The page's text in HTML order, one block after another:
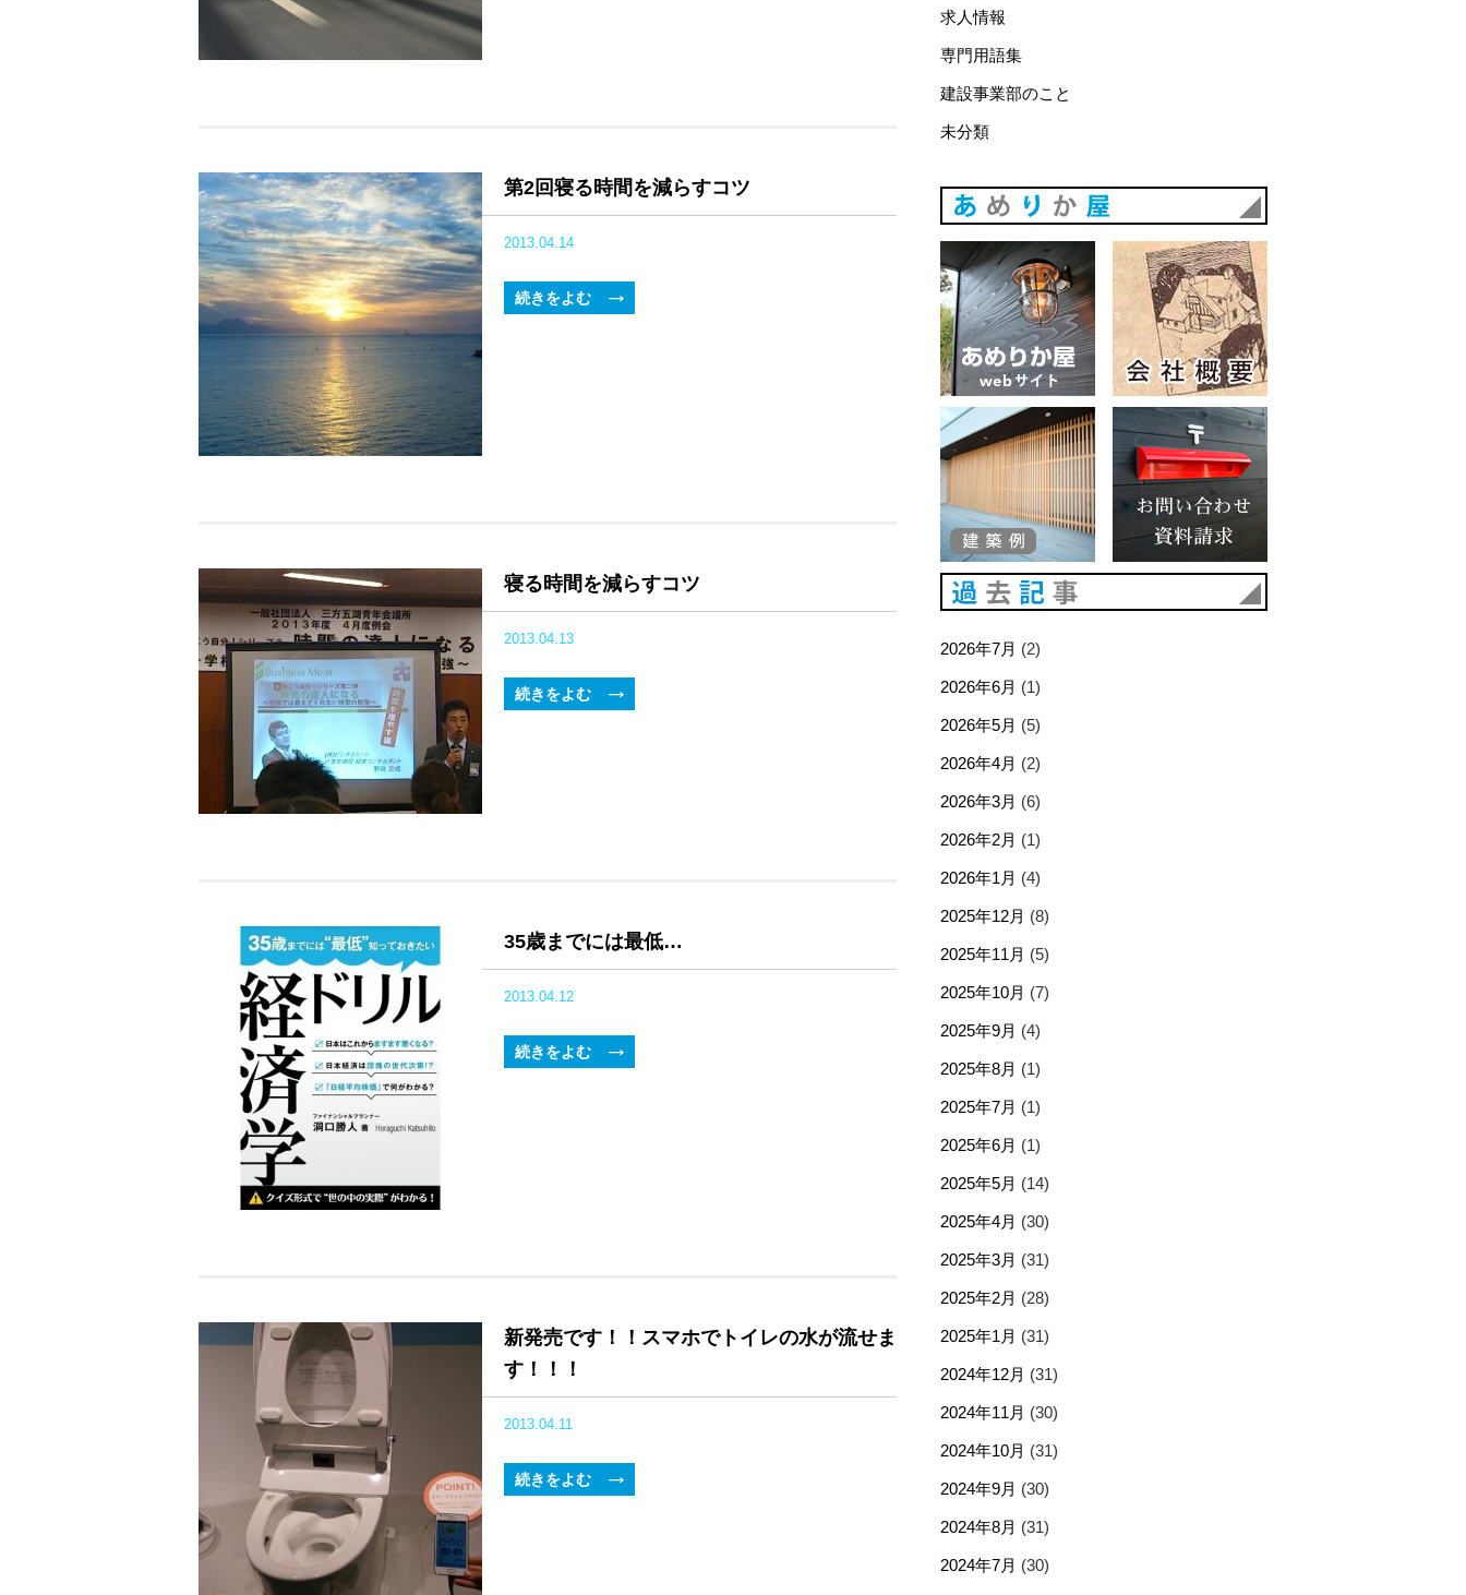
第2回寝る時間を減らすコツ
2013.04.14
続きをよむ
寝る時間を減らすコツ
2013.04.13
続きをよむ
35歳までには最低…
2013.04.12
続きをよむ
新発売です！！スマホでトイレの水が流せま
す！！！
2013.04.11
続きをよむ
求人情報
専門用語集
建設事業部のこと
未分類
あめりか屋WEBサイト
2026年7月 (2)
2026年6月 (1)
2026年5月 (5)
2026年4月 (2)
2026年3月 (6)
2026年2月 (1)
2026年1月 (4)
2025年12月 (8)
2025年11月 (5)
2025年10月 (7)
2025年9月 (4)
2025年8月 (1)
2025年7月 (1)
2025年6月 (1)
2025年5月 (14)
2025年4月 (30)
2025年3月 (31)
2025年2月 (28)
2025年1月 (31)
2024年12月 (31)
2024年11月 (30)
2024年10月 (31)
2024年9月 (30)
2024年8月 (31)
2024年7月 (30)